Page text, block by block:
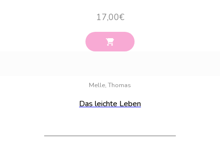
17,00€
Melle, Thomas
Das leichte Leben